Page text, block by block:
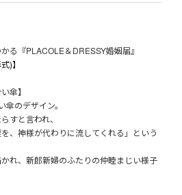
る『PLACOLE＆DRESSY婚姻届』
)】
傘】
のデザイン。
すと言われ、
、神様が代わりに流してくれる」という
れ、新郎新婦のふたりの仲睦まじい様子